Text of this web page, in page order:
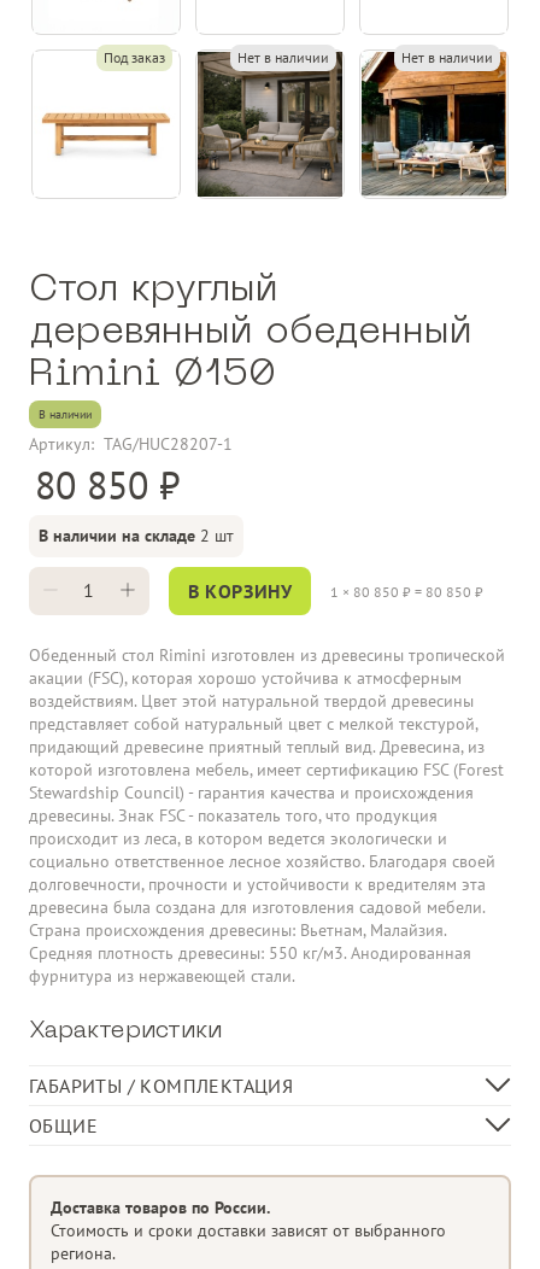
Под заказ Нет в наличии Нет в наличии
Стол круглый
деревянный обеденный
Rimini Ø150
В наличии
Артикул: TAG/HUC28207-1
80 850
В наличии на складе 2 шт
В КОРЗИНУ 1 × 80 850 ₽ = 80 850 ₽
Обеденный стол Rimini изготовлен из древесины тропической
акации (FSC), которая хорошо устойчива к атмосферным
воздействиям. Цвет этой натуральной твердой древесины
представляет собой натуральный цвет с мелкой текстурой,
придающий древесине приятный теплый вид. Древесина, из
которой изготовлена мебель, имеет сертификацию FSC (Forest
Stewardship Council) - гарантия качества и происхождения
древесины. Знак FSC - показатель того, что продукция
происходит из леса, в котором ведется экологически и
социально ответственное лесное хозяйство. Благодаря своей
долговечности, прочности и устойчивости к вредителям эта
древесина была создана для изготовления садовой мебели.
Страна происхождения древесины: Вьетнам, Малайзия.
Средняя плотность древесины: 550 кг/м3. Анодированная
фурнитура из нержавеющей стали.
Характеристики
ГАБАРИТЫ / КОМПЛЕКТАЦИЯ
Размер, мм
Ø1500х750
ОБЩИЕ
Форма изделия
Круглая форма
Доставка товаров по России.
Стоимость и сроки доставки зависят от выбранного
региона.